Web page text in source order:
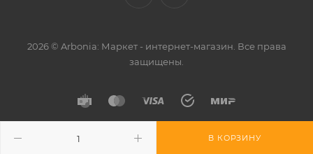
В КОРЗИНУ
2026 © Arbonia: Маркет - интернет-магазин. Все права
защищены.